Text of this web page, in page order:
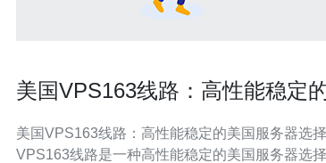
美国VPS163线路：高性能稳定
美国VPS163线路：高性能稳定的美国服务器选择 美国
VPS163线路是一种高性能稳定的美国服务器选